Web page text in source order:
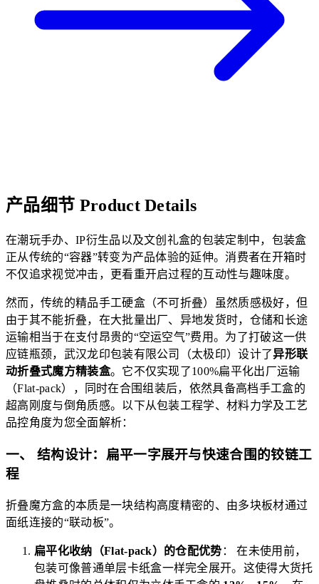
产品细节 Product Details
在潮玩手办、IP衍生品以及文创礼盒的包装定制中，包装盒
正从传统的“容器”转变为产品体验的延伸。消费者在开箱时
不仅追求视觉冲击，更看重开启过程的互动性与趣味度。
然而，传统的精品手工硬盒（不可折叠）虽然质感极好，但
由于其不能折叠，在大批量出厂、异地发货时，仓储和长途
运输相当于在支付昂贵的“空运空气”费用。为了打破这一供
应链瓶颈，武汉龙印包装有限公司（太极印）设计了异形联
动折叠式魔方精装盒。它不仅实现了100%扁平化出厂运输
（Flat-pack），同时在合围组装后，依然具备高档手工盒的
超高刚度与倒角质感。以下从包装工程学、材料力学及工艺
品控角度为您全面解析：
一、 结构设计：扁平一字展开与快速合围的铰链工
程
折叠魔方盒的本质是一块结构高度精密的、由多块板材通过
面纸连接的“联动板”。
扁平化收纳（Flat-pack）的仓配优势 ： 在未使用前，
包装可像普通单层卡纸盒一样完全展开。这使得大货托